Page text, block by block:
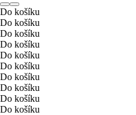
Do košíku
Do košíku
Do košíku
Do košíku
Do košíku
Do košíku
Do košíku
Do košíku
Do košíku
Do košíku